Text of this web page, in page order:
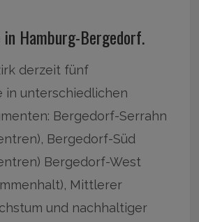
Hamburg-Bergedorf.
derzeit fünf
in unterschiedlichen
Bergedorf-Serrahn
Bergedorf-Süd
Bergedorf-West
Mittlerer
und nachhaltiger